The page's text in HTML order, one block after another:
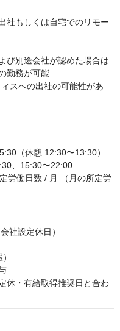
社もしくは自宅でのリモー
別途会社が認めた場合は
勤務が可能
スへの出社の可能性があ
（休憩 12:30〜13:30）
、15:30〜22:00
労働日数 / 月 （月の所定労
社設定休日）
・有給取得推奨日と合わ